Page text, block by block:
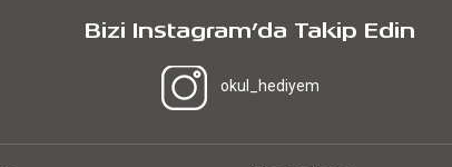
Bizi Instagram’da Takip Edin
okul_hediyem